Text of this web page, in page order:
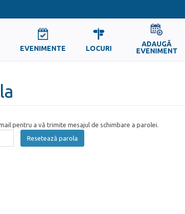
EVENIMENTE LOCURI
ADAUGĂ
EVENIMENT
pentru a vă trimite mesajul de schimbare a parolei.
Resetează parola